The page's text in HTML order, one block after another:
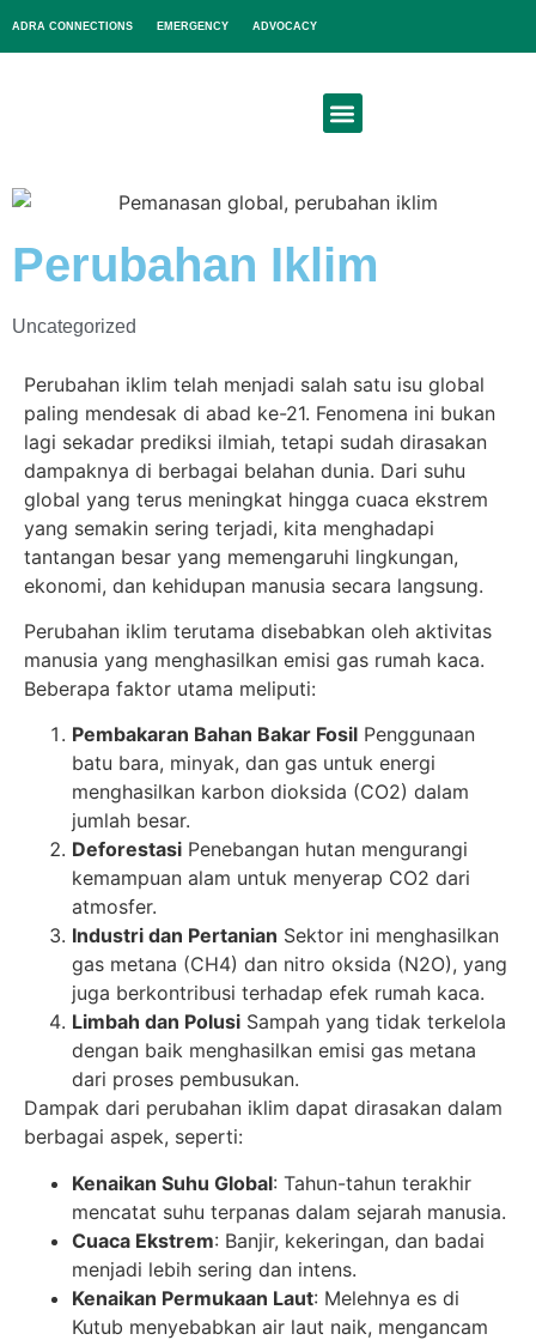
ADRA CONNECTIONS EMERGENCY ADVOCACY
Perubahan Iklim
Uncategorized
Perubahan iklim telah menjadi salah satu isu global
paling mendesak di abad ke-21. Fenomena ini bukan
lagi sekadar prediksi ilmiah, tetapi sudah dirasakan
dampaknya di berbagai belahan dunia. Dari suhu
global yang terus meningkat hingga cuaca ekstrem
yang semakin sering terjadi, kita menghadapi
tantangan besar yang memengaruhi lingkungan,
ekonomi, dan kehidupan manusia secara langsung.
Perubahan iklim terutama disebabkan oleh aktivitas
manusia yang menghasilkan emisi gas rumah kaca.
Beberapa faktor utama meliputi:
Pembakaran Bahan Bakar Fosil Penggunaan
batu bara, minyak, dan gas untuk energi
menghasilkan karbon dioksida (CO2) dalam
jumlah besar.
Deforestasi Penebangan hutan mengurangi
kemampuan alam untuk menyerap CO2 dari
atmosfer.
Industri dan Pertanian Sektor ini menghasilkan
gas metana (CH4) dan nitro oksida (N2O), yang
juga berkontribusi terhadap efek rumah kaca.
Limbah dan Polusi Sampah yang tidak terkelola
dengan baik menghasilkan emisi gas metana
dari proses pembusukan.
Dampak dari perubahan iklim dapat dirasakan dalam
berbagai aspek, seperti:
Kenaikan Suhu Global: Tahun-tahun terakhir
mencatat suhu terpanas dalam sejarah manusia.
Cuaca Ekstrem: Banjir, kekeringan, dan badai
menjadi lebih sering dan intens.
Kenaikan Permukaan Laut: Melehnya es di
Kutub menyebabkan air laut naik, mengancam